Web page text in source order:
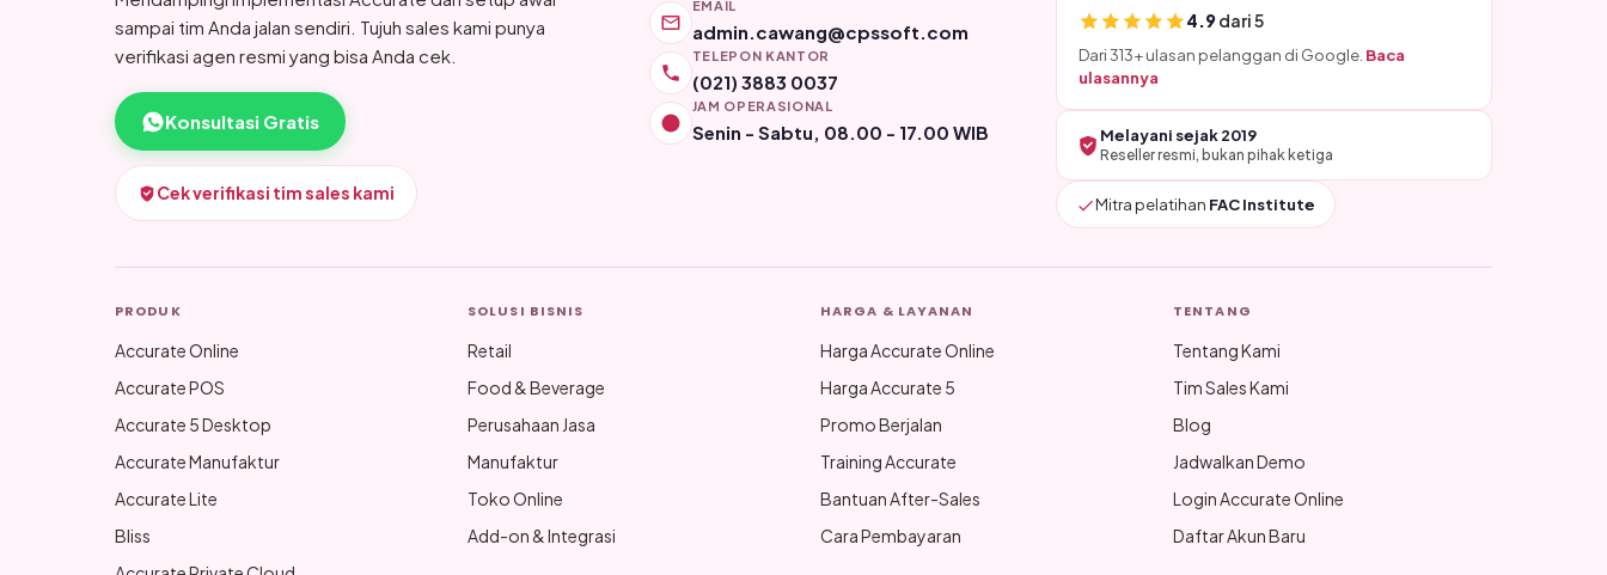
sampai tim Anda jalan sendiri. Tujuh sales kami punya
verifikasi agen resmi yang bisa Anda cek.
Konsultasi Gratis
Cek verifikasi tim sales kami
EMAIL
admin.cawang@cpssoft.com
TELEPON KANTOR
(021) 3883 0037
JAM OPERASIONAL
Senin - Sabtu, 08.00 - 17.00 WIB
4.9dari 5
Dari 313+ ulasan pelanggan di Google. Baca
ulasannya
Melayani sejak 2019
Reseller resmi, bukan pihak ketiga
Mitra pelatihan FAC Institute
PRODUK
Accurate Online
Accurate POS
Accurate 5 Desktop
Accurate Manufaktur
Accurate Lite
Bliss
SOLUSI BISNIS
Retail
Food & Beverage
Perusahaan Jasa
Manufaktur
Toko Online
Add-on & Integrasi
HARGA & LAYANAN
Harga Accurate Online
Harga Accurate 5
Promo Berjalan
Training Accurate
Bantuan After-Sales
Cara Pembayaran
TENTANG
Tentang Kami
Tim Sales Kami
Blog
Jadwalkan Demo
Login Accurate Online
Daftar Akun Baru